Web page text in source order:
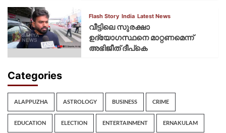
Flash Story India Latest News
വീട്ടിലെ സുരക്ഷാ
ഉദ്യോഗസ്ഥനെ മാറ്റണമെന്ന്
അഭിജീത് ദീപ്‌കെ
Categories
ALAPPUZHA ASTROLOGY BUSINESS CRIME
EDUCATION ELECTION ENTERTAINMENT ERNAKULAM